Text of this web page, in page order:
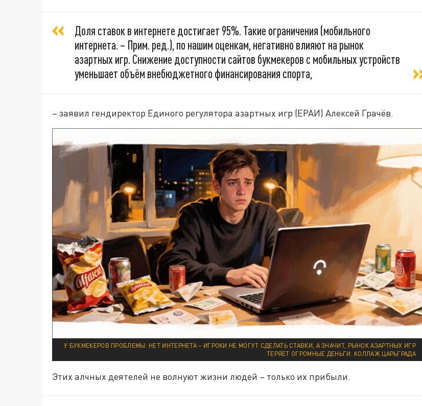
Доля ставок в интернете достигает 95%. Такие ограничения (мобильного
интернета. – Прим. ред.), по нашим оценкам, негативно влияют на рынок
азартных игр. Снижение доступности сайтов букмекеров с мобильных устройств
уменьшает объём внебюджетного финансирования спорта,
– заявил гендиректор Единого регулятора азартных игр (ЕРАИ) Алексей Грачёв.
У БУКМЕКЕРОВ ПРОБЛЕМЫ: НЕТ ИНТЕРНЕТА – ИГРОКИ НЕ МОГУТ СДЕЛАТЬ СТАВКИ, А ЗНАЧИТ, РЫНОК АЗАРТНЫХ ИГР
ТЕРЯЕТ ОГРОМНЫЕ ДЕНЬГИ. КОЛЛАЖ ЦАРЬГРАДА
Этих алчных деятелей не волнуют жизни людей – только их прибыли.